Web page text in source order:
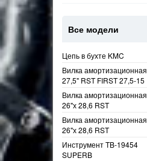
Все модели
Цепь в бухте KMC
Вилка амортизационная
27,5" RST FIRST 27,5-15
Вилка амортизационная
26"х 28,6 RST
Вилка амортизационная
26"х 28,6 RST
Инструмент TB-19454
SUPERB